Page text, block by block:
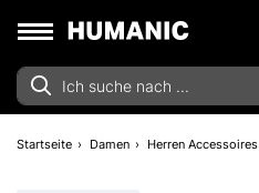
Startseite Damen Herren Accessoires